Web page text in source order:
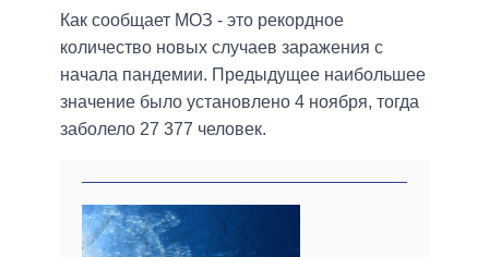
Как сообщает МОЗ - это рекордное
количество новых случаев заражения с
начала пандемии. Предыдущее наибольшее
значение было установлено 4 ноября, тогда
заболело 27 377 человек.